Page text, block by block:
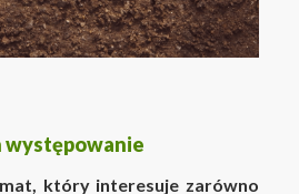
występowanie
który interesuje zarówno